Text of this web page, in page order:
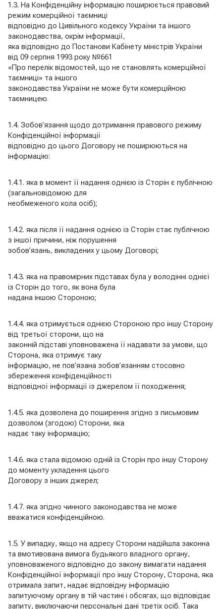
1.3. На Конфіденційну інформацію поширюється правовий
режим комерційної таємниці
відповідно до Цивільного кодексу України та іншого
законодавства, окрім інформації,
яка відповідно до Постанови Кабінету міністрів України
від 09 серпня 1993 року №661
«Про перелік відомостей, що не становлять комерційної
таємниці» та іншого
законодавства України не може бути комерційною
таємницею.
1.4. Зобов’язання щодо дотримання правового режиму
Конфіденційної інформації
відповідно до цього Договору не поширюються на
інформацію:
1.4.1. яка в момент її надання однією із Сторін є публічною
(загальновідомою для
необмеженого кола осіб);
1.4.2. яка після її надання однією із Сторін стає публічною
з іншої причини, ніж порушення
зобов’язань, викладених у цьому Договорі;
1.4.3. яка на правомірних підставах була у володінні однієї
із Сторін до того, як вона була
надана іншою Стороною;
1.4.4. яка отримується однією Стороною про іншу Сторону
від третьої сторони, що на
законній підставі уповноважена її надавати за умови, що
Сторона, яка отримує таку
інформацію, не пов’язана зобов’язанням стосовно
збереження конфіденційності
відповідної інформації із джерелом її походження;
1.4.5. яка дозволена до поширення згідно з письмовим
дозволом (згодою) Сторони, яка
надає таку інформацію;
1.4.6. яка стала відомою одній із Сторін про іншу Сторону
до моменту укладення цього
Договору з інших джерел;
1.4.7. яка згідно чинного законодавства не може
вважатися конфіденційною.
1.5. У випадку, якщо на адресу Сторони надійшла законна
та вмотивована вимога будьякого владного органу,
уповноваженого відповідно до закону вимагати надання
Конфіденційної інформації про іншу Сторону, Сторона, яка
отримала запит, надає відповідну інформацію
запитуючому органу в тій частині і обсягах, що відповідає
запиту, виключаючи персональні дані третіх осіб. Така